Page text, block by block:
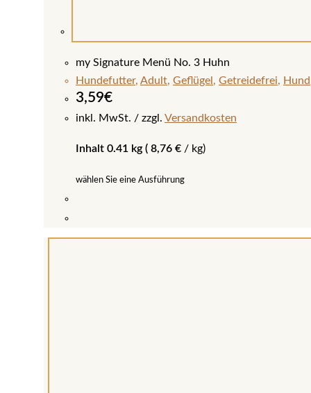
my Signature Menü No. 3 Huhn
Hundefutter, Adult, Geflügel , Getreidefrei, Hund
3,59€
inkl. MwSt. zzgl. Versandkosten
Inhalt 0.41 kg ( 8,76 € / kg)
wählen Sie eine Ausführung
Produkt